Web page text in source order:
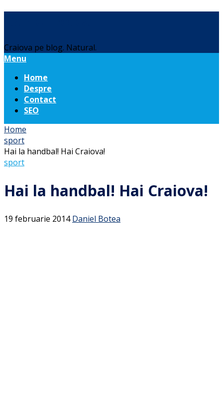
Craiova pe blog. Natural.
Menu
Home
Despre
Contact
SEO
Home
sport
Hai la handbal! Hai Craiova!
sport
Hai la handbal! Hai Craiova!
19 februarie 2014 Daniel Botea